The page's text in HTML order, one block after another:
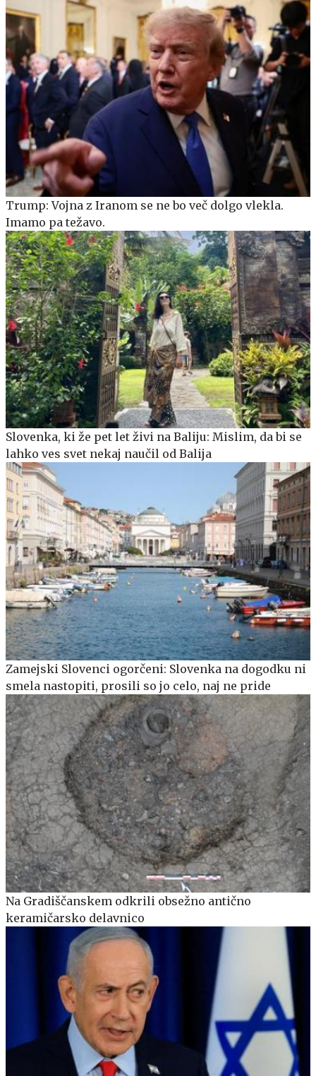
Trump: Vojna z Iranom se ne bo več dolgo vlekla.
Imamo pa težavo.
Slovenka, ki že pet let živi na Baliju: Mislim, da bi se
lahko ves svet nekaj naučil od Balija
Zamejski Slovenci ogorčeni: Slovenka na dogodku ni
smela nastopiti, prosili so jo celo, naj ne pride
Na Gradiščanskem odkrili obsežno antično
keramičarsko delavnico